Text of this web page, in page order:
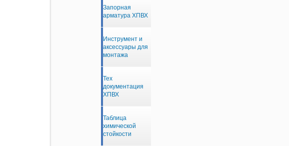
Запорная
арматура ХПВХ
Инструмент и
аксессуары для
монтажа
Тех
документация
ХПВХ
Таблица
химической
стойкости